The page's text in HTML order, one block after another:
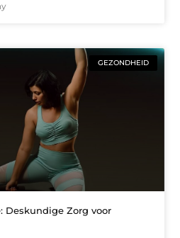
GEZONDHEID
Deskundige Zorg voor